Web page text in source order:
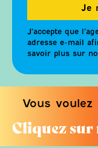
Je
J’accepte que
adresse e-mail
savoir plus sur
Vous
Cliquez sur